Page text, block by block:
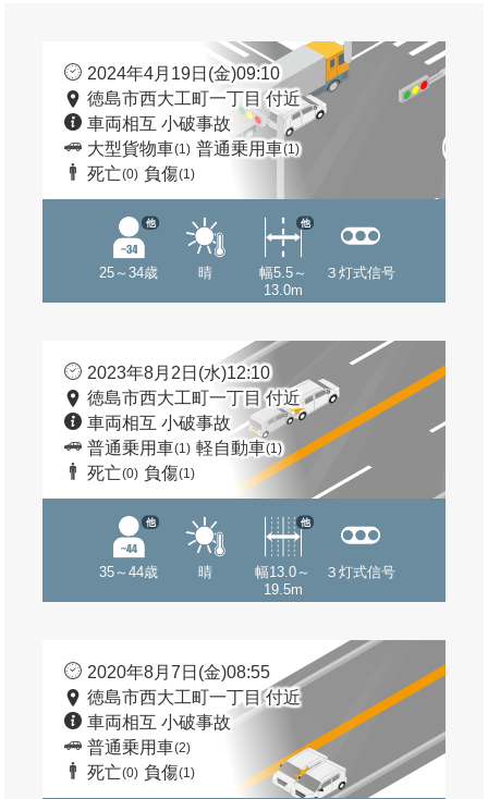
2024年4月19日(金)09:10
徳島市西大工町一丁目 付近
車両相互 小破事故
大型貨物車(1) 普通乗用車(1)
死亡(0) 負傷(1)
25～34歳
他
晴
幅5.5～
13.0m
他
３灯式信号
2023年8月2日(水)12:10
徳島市西大工町一丁目 付近
車両相互 小破事故
普通乗用車(1) 軽自動車(1)
死亡(0) 負傷(1)
35～44歳
他
晴
幅13.0～
19.5m
他
３灯式信号
2020年8月7日(金)08:55
徳島市西大工町一丁目 付近
車両相互 小破事故
普通乗用車(2)
死亡(0) 負傷(1)